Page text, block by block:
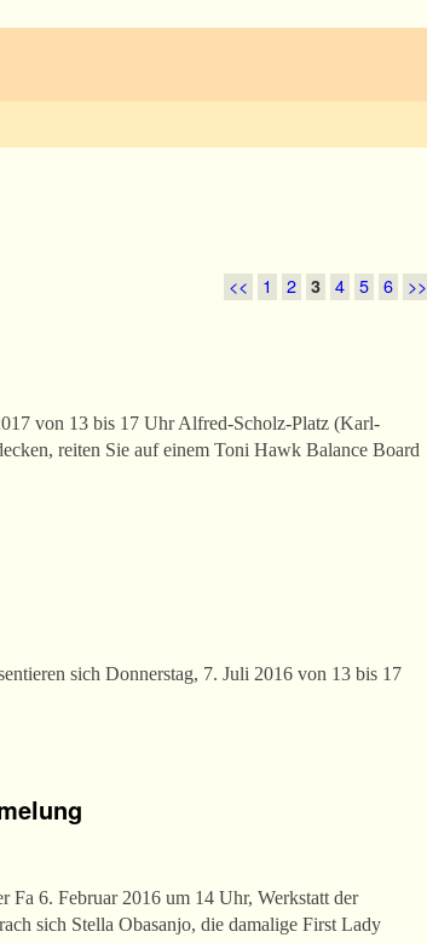
<< 1 2 3 4 5 6 >>
von 13 bis 17 Uhr Alfred-Scholz-Platz (Karl-
reiten Sie auf einem Toni Hawk Balance Board
sich Donnerstag, 7. Juli 2016 von 13 bis 17
Fa 6. Februar 2016 um 14 Uhr, Werkstatt der
sich Stella Obasanjo, die damalige First Lady